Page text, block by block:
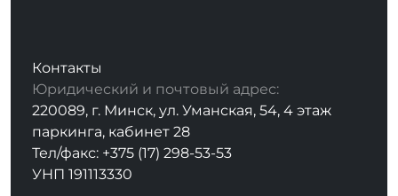
Контакты
Юридический и почтовый адрес:
220089, г. Минск, ул. Уманская, 54, 4 этаж
паркинга, кабинет 28
Тел/факс: +375 (17) 298-53-53
УНП 191113330